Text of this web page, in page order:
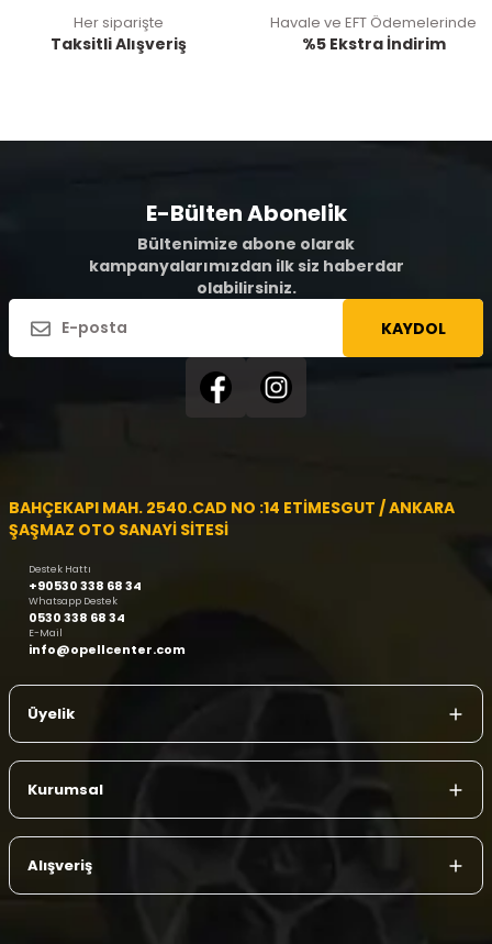
Her siparişte
Taksitli Alışveriş
Havale ve EFT Ödemelerinde
%5 Ekstra İndirim
E-Bülten Abonelik
Bültenimize abone olarak
kampanyalarımızdan ilk siz haberdar
olabilirsiniz.
KAYDOL
BAHÇEKAPI MAH. 2540.CAD NO :14 ETİMESGUT / ANKARA
ŞAŞMAZ OTO SANAYİ SİTESİ
Destek Hattı
+90530 338 68 34
Whatsapp Destek
0530 338 68 34
E-Mail
info@opellcenter.com
Üyelik
Kurumsal
Alışveriş